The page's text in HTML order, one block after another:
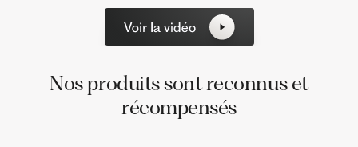
Nos produits sont reconnus et
récompensés